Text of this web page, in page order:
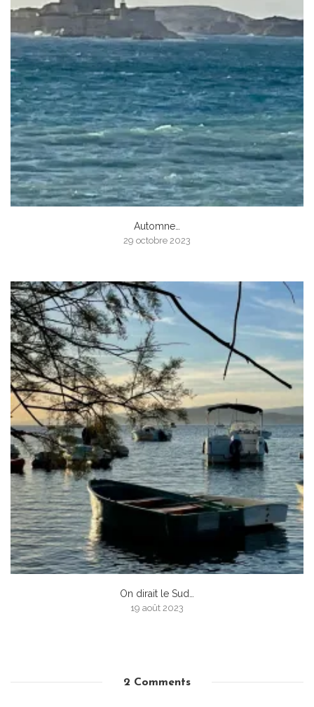
Automne…
29 octobre 2023
On dirait le Sud…
19 août 2023
2 Comments